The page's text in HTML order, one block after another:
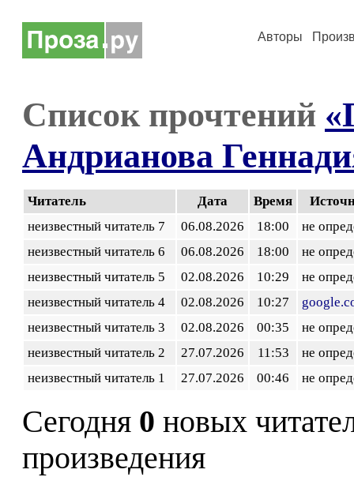
Авторы
Список прочтений
Андрианова
Читатель Дата Время
неизвестный читатель 7
06.08.2026 18:00
не
неизвестный читатель 6
06.08.2026 18:00
не
неизвестный читатель 5
02.08.2026 10:29
не
неизвестный читатель 4
02.08.2026 10:27
неизвестный читатель 3
02.08.2026 00:35
не
неизвестный читатель 2
27.07.2026 11:53
не
неизвестный читатель 1
27.07.2026 00:46 не
Сегодня 0 новых
произведения